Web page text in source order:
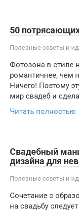
50
Полезные советы и
Фотозона в стиле
романтичнее, чем
Ничего! Поэтому
мир свадеб и
Читать полностью
Свадебный
дизайна для
Полезные советы и
Сочетание с
на свадьбу